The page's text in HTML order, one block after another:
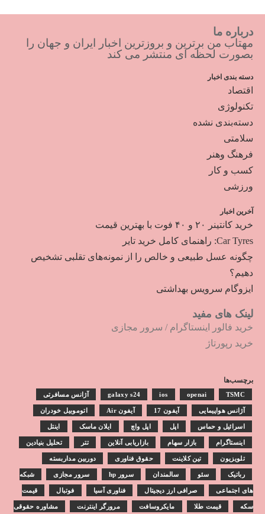
درباره ما
مهتاب من برترین و بروزترین اخبار ایران و جهان را
بصورت لحظه ای منتشر می کند
دسته بندی اخبار
اقتصاد
تکنولوژی
دسته‌بندی نشده
سلامتی
فرهنگ وهنر
کسب و کار
ورزشی
آخرین اخبار
خرید کانتینر ۲۰ و ۴۰ فوت با بهترین قیمت
Car Tyres: راهنمای کامل خرید تایر
چگونه عسل طبیعی و خالص را از نمونه‌های تقلبی تشخیص
دهیم؟
ایزوگام سرویس بهداشتی
لینک های مفید
خرید فالور اینستاگرام / سرور مجازی
خرید رپورتاژ
برچسب‌ها
galaxy s24 ios openai TSMC آژانس مسافرتی
آژانس هواپیمایی آیفون 17 آیفون Air اتوموبیل خودران
اسرائیل و حماس اپل اپل واچ ایلان ماسک اینتل
اینستاگرام بازار سهام بازاریابی آنلاین تتر تحلیل بنیادین
تلویزیون تین کلاینت حقوق فناوری دوربین مداربسته
رباتیک سئو سالمندان سرور hp سرور مجازی شبکه
های اجتماعی صرافی ارز دیجیتال فناوری آسیا فوتبال قیمت
سکه قیمت طلا مایکروسافت مرورگر اینترنت مشاوره حقوقی